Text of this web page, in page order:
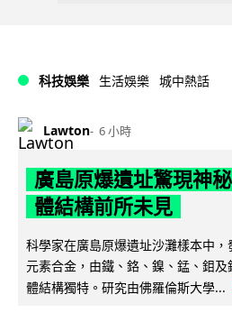
科技娛樂 生活娛樂 城中熱話
Lawton 6 小時
廣島原爆遺址驚現神
體結構前所未見
科學家在廣島原爆遺址沙灘樣本中
元素合金，由鐵、鉻、鎳、錳、鉬
體結構獨特。研究由佛羅倫斯大學...